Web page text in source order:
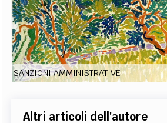
EXTRA
CODICI RUBRICHE LIBRI PROCEEDINGS
SOCIAL MEDIA
SANZIONI AMMINISTRATIVE
Altri articoli dell'autore